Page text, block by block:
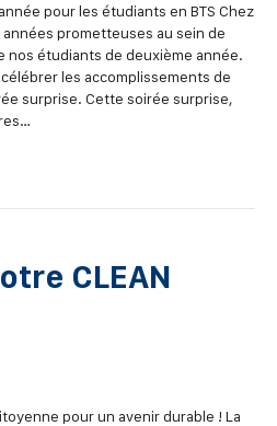
pour les étudiants en BTS Chez
prometteuses au sein de
nos étudiants de deuxième année.
les accomplissements de
surprise. Cette soirée surprise,
CLEAN
pour un avenir durable ! La